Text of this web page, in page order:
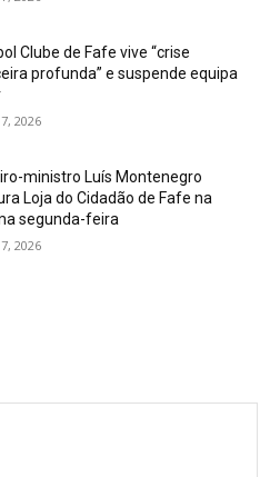
Clube de Fafe vive “crise
profunda” e suspende equipa
2026
ministro Luís Montenegro
Loja do Cidadão de Fafe na
segunda-feira
2026